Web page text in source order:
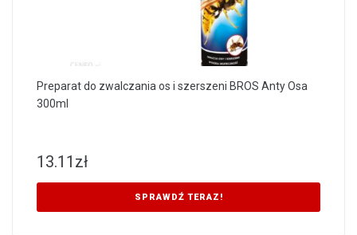
Preparat do zwalczania os i szerszeni BROS Anty Osa
300ml
13.11 zł
SPRAWDŹ TERAZ!